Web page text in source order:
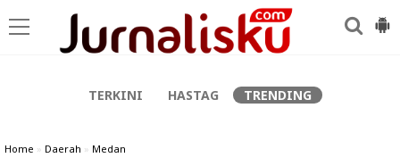
TERKINI HASTAG TRENDING
Home » Daerah » Medan